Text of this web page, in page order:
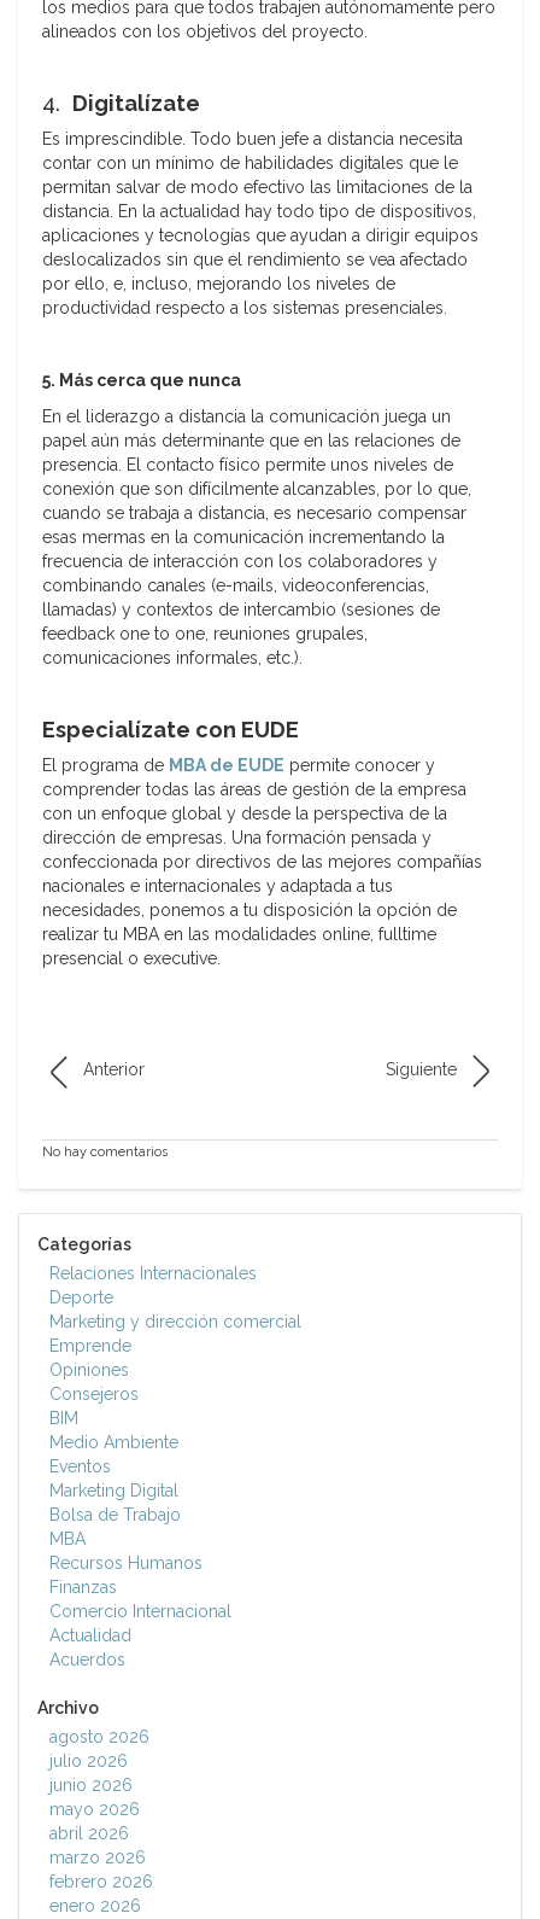
los medios para que todos trabajen autónomamente pero
alineados con los objetivos del proyecto.
4. Digitalízate
Es imprescindible. Todo buen jefe a distancia necesita
contar con un mínimo de habilidades digitales que le
permitan salvar de modo efectivo las limitaciones de la
distancia. En la actualidad hay todo tipo de dispositivos,
aplicaciones y tecnologías que ayudan a dirigir equipos
deslocalizados sin que el rendimiento se vea afectado
por ello, e, incluso, mejorando los niveles de
productividad respecto a los sistemas presenciales.
5. Más cerca que nunca
En el liderazgo a distancia la comunicación juega un
papel aún más determinante que en las relaciones de
presencia. El contacto físico permite unos niveles de
conexión que son difícilmente alcanzables, por lo que,
cuando se trabaja a distancia, es necesario compensar
esas mermas en la comunicación incrementando la
frecuencia de interacción con los colaboradores y
combinando canales (e-mails, videoconferencias,
llamadas) y contextos de intercambio (sesiones de
feedback one to one, reuniones grupales,
comunicaciones informales, etc.).
Especialízate con EUDE
El programa de MBA de EUDE permite conocer y
comprender todas las áreas de gestión de la empresa
con un enfoque global y desde la perspectiva de la
dirección de empresas. Una formación pensada y
confeccionada por directivos de las mejores compañías
nacionales e internacionales y adaptada a tus
necesidades, ponemos a tu disposición la opción de
realizar tu MBA en las modalidades online, fulltime
presencial o executive.
Anterior Siguiente
No hay comentarios
Categorías
Relaciones Internacionales
Deporte
Marketing y dirección comercial
Emprende
Opiniones
Consejeros
BIM
Medio Ambiente
Eventos
Marketing Digital
Bolsa de Trabajo
MBA
Recursos Humanos
Finanzas
Comercio Internacional
Actualidad
Acuerdos
Archivo
agosto 2026
julio 2026
junio 2026
mayo 2026
abril 2026
marzo 2026
febrero 2026
enero 2026